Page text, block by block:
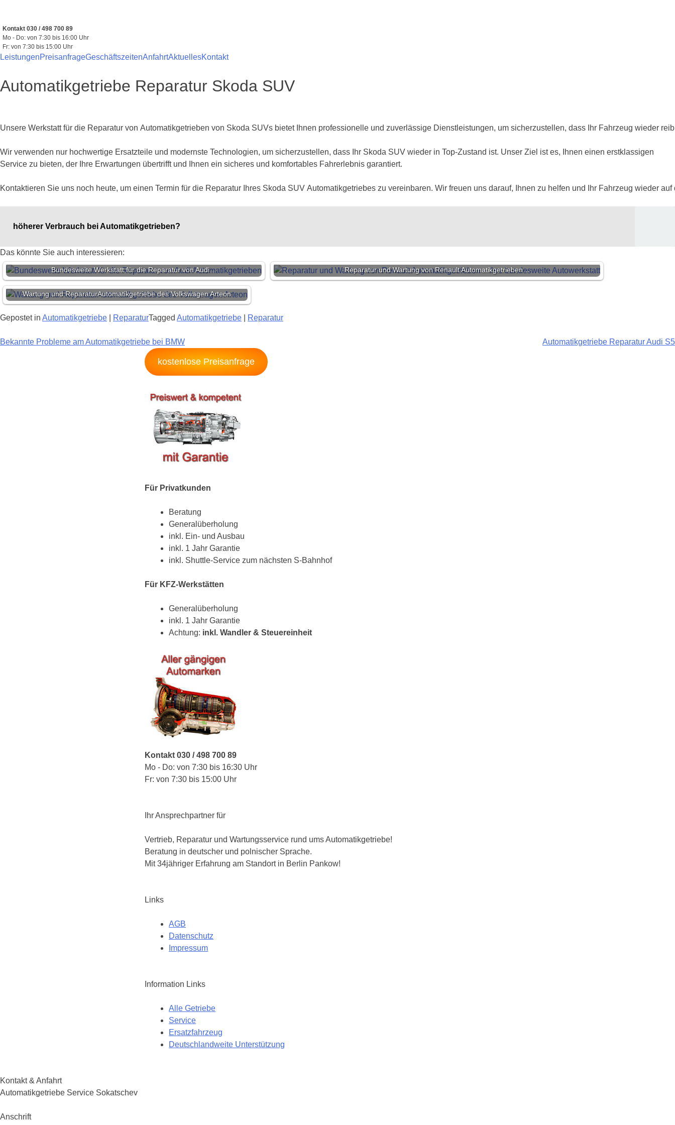
springen
Kontakt 030 / 498 700 89
Mo - Do: von 7:30 bis 16:00 Uhr
Fr: von 7:30 bis 15:00 Uhr
LeistungenPreisanfrageGeschäftszeitenAnfahrtAktuellesKontakt
Automatikgetriebe Reparatur Skoda SUV
Unsere Werkstatt für die Reparatur von Automatikgetrieben von Skoda SUVs bietet Ihnen professionelle und zuverlässige Dienstleistungen, um sicherzustellen, dass Ihr Fahrzeug
Wir verwenden nur hochwertige Ersatzteile und modernste Technologien, um sicherzustellen, dass Ihr Skoda SUV wieder in Top-Zustand ist. Unser Ziel ist es, Ihnen einen erstklassigen
Service zu bieten, der Ihre Erwartungen übertrifft und Ihnen ein sicheres und komfortables Fahrerlebnis garantiert.
Kontaktieren Sie uns noch heute, um einen Termin für die Reparatur Ihres Skoda SUV Automatikgetriebes zu vereinbaren. Wir freuen uns darauf, Ihnen zu helfen und Ihr Fahrzeug wieder
höherer Verbrauch bei Automatikgetrieben?
Das könnte Sie auch interessieren:
Bundesweite Werkstatt für die Reparatur von Audi… Reparatur und Wartung von Renault Automatikgetrieben…
Wartung und ReparaturAutomatikgetriebe des Volkswagen Arteon
Gepostet in Automatikgetriebe ReparaturTagged Automatikgetriebe Reparatur
Beitragsnavigation
Bekannte Probleme am Automatikgetriebe bei BMW Automatikgetriebe Reparatur Audi S5
kostenlose Preisanfrage
Für Privatkunden
Beratung
Generalüberholung
inkl. Ein- und Ausbau
inkl. 1 Jahr Garantie
inkl. Shuttle-Service zum nächsten S-Bahnhof
Für KFZ-Werkstätten
Generalüberholung
inkl. 1 Jahr Garantie
Achtung: inkl. Wandler & Steuereinheit
Kontakt 030 / 498 700 89
Mo - Do: von 7:30 bis 16:30 Uhr
Fr: von 7:30 bis 15:00 Uhr
Ihr Ansprechpartner für
Vertrieb, Reparatur und Wartungsservice rund ums Automatikgetriebe!
Beratung in deutscher und polnischer Sprache.
Mit 34jähriger Erfahrung am Standort in Berlin Pankow!
Links
AGB
Datenschutz
Impressum
Information Links
Alle Getriebe
Service
Ersatzfahrzeug
Deutschlandweite Unterstützung
Kontakt & Anfahrt
Automatikgetriebe Service Sokatschev
Anschrift